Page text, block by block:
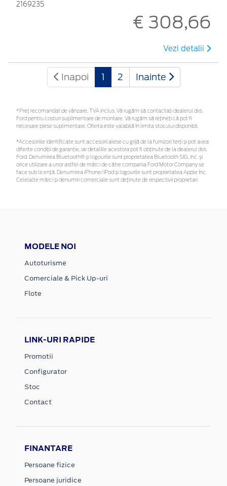
2169235
€ 308,66
Vezi detalii
Inapoi 1 2 Inainte
*Preţ recomandat de vânzare, TVA inclus. Vă rugăm să contactaţi dealerul dvs.
Ford pentru costuri suplimentare de montare. Vă rugăm să rețineți că pot fi
necesare piese suplimentare. Oferta este valabilă în limita stocului disponibil.
*Accesoriile identificate sunt accesorii alese cu grijă de la furnizori terți și pot avea
diferite condiții de garanție, iar detaliile acestora pot fi obținute de la dealerul dvs.
Ford. Denumirea Bluetooth® și logourile sunt proprietatea Bluetooth SIG, Inc. și
orice utilizare a unor astfel de mărci de către compania Ford Motor Company se
face sub licență. Denumirea iPhone/iPod și logourile sunt proprietatea Apple Inc.
Celelalte mărci și denumiri comerciale sunt deținute de respectivii proprietari
MODELE NOI
Autoturisme
Comerciale & Pick Up-uri
Flote
LINK-URI RAPIDE
Promotii
Configurator
Stoc
Contact
FINANTARE
Persoane fizice
Persoane juridice